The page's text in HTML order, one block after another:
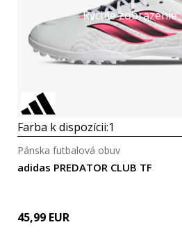
Rýchle zobrazenie
Farba k dispozícii:1
adidas PREDATOR CLUB TF
Pánska futbalová obuv
45,99 EUR